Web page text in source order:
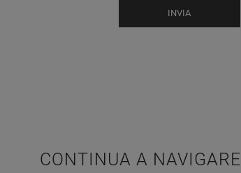
INVIA
CONTINUA A NAVIGARE